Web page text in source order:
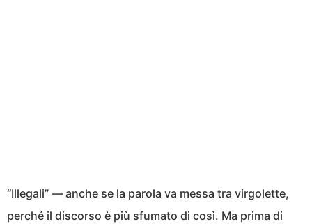
“Illegali” — anche se la parola va messa tra virgolette,
perché il discorso è più sfumato di così. Ma prima di